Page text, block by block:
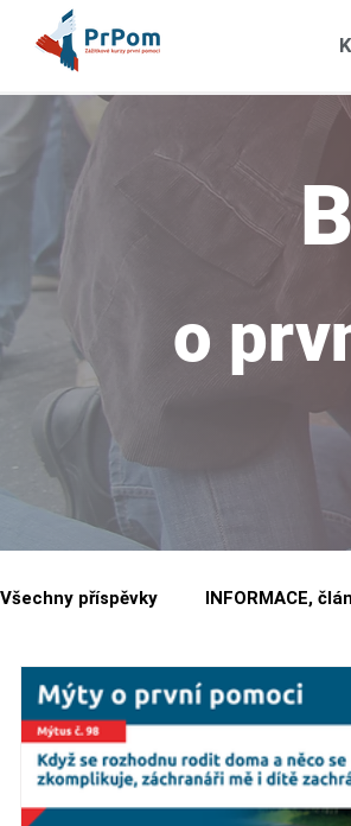
o
Všechny příspěvky INFORMACE,
FIRMY a organizace